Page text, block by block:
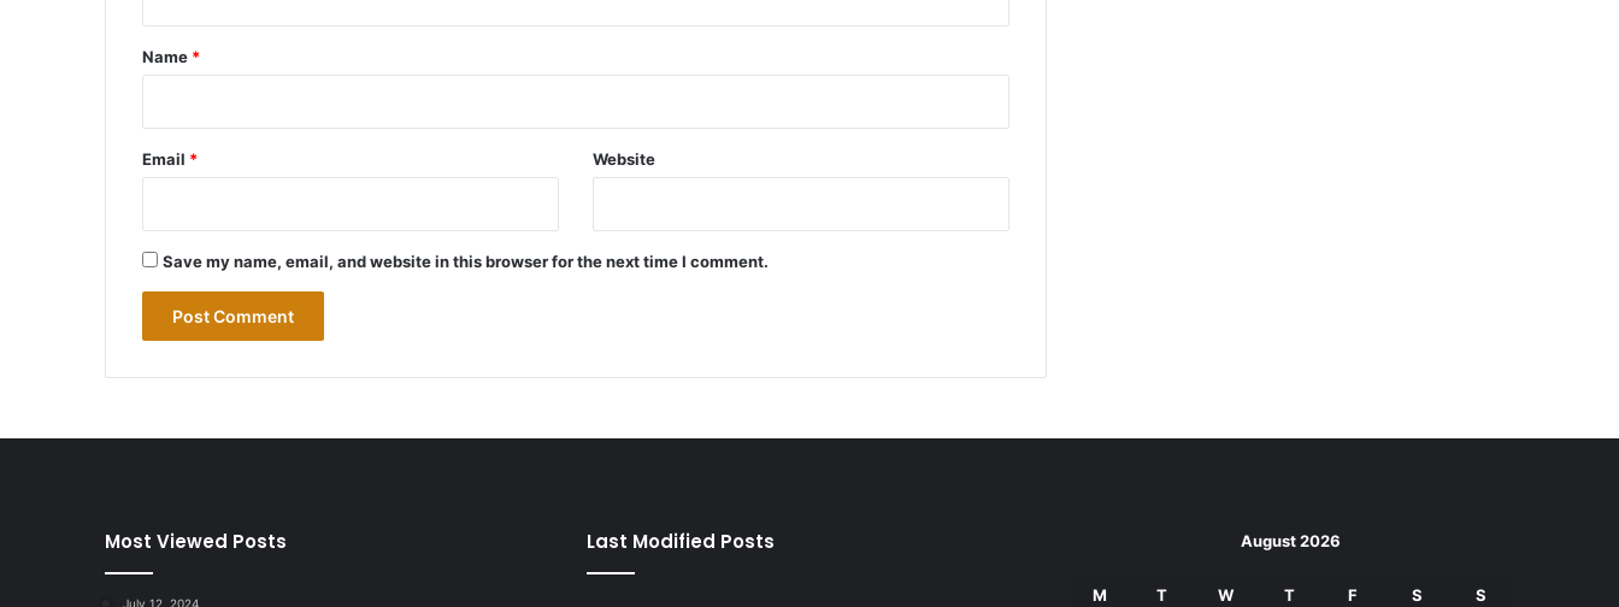
*
Name *
Email * Website
Save my name, email, and website in this browser for the next time I comment.
Most Viewed Posts
July 12, 2024
Last Modified Posts August 2026
M T W T F S S